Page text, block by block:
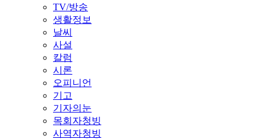
TV/방송
생활정보
날씨
사설
칼럼
시론
오피니언
기고
기자의눈
목회자청빙
사역자청빙